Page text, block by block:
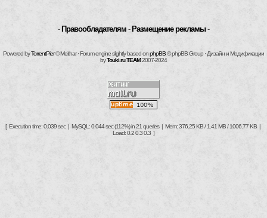
- Правообладателям - Размещение рекламы-
Powered byTorrentPier© Meithar · Forum engine slightly based onphpBB© phpBB Group · Дизайн и Модификации
byTouki.ru TEAM2007-2024
[ Execution time: 0.039 sec | MySQL: 0.044 sec (112%) in 21 queries | Mem: 376.25 KB / 1.41 MB / 1006.77 KB |
Load: 0.2 0.3 0.3 ]